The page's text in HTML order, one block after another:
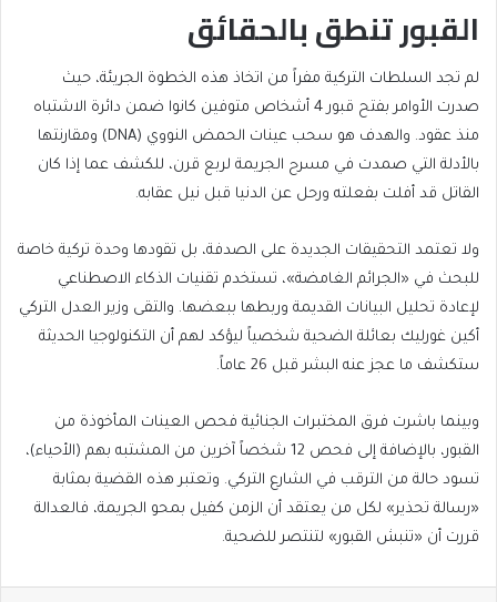
القبور تنطق بالحقائق
لم تجد السلطات التركية مفراً من اتخاذ هذه الخطوة الجريئة، حيث
صدرت الأوامر بفتح قبور 4 أشخاص متوفين كانوا ضمن دائرة الاشتباه
منذ عقود. والهدف هو سحب عينات الحمض النووي (DNA) ومقارنتها
بالأدلة التي صمدت في مسرح الجريمة لربع قرن، للكشف عما إذا كان
القاتل قد أفلت بفعلته ورحل عن الدنيا قبل نيل عقابه.
ولا تعتمد التحقيقات الجديدة على الصدفة، بل تقودها وحدة تركية خاصة
للبحث في «الجرائم الغامضة»، تستخدم تقنيات الذكاء الاصطناعي
لإعادة تحليل البيانات القديمة وربطها ببعضها. والتقى وزير العدل التركي
أكين غورليك بعائلة الضحية شخصياً ليؤكد لهم أن التكنولوجيا الحديثة
ستكشف ما عجز عنه البشر قبل 26 عاماً.
وبينما باشرت فرق المختبرات الجنائية فحص العينات المأخوذة من
القبور، بالإضافة إلى فحص 12 شخصاً آخرين من المشتبه بهم (الأحياء)،
تسود حالة من الترقب في الشارع التركي. وتعتبر هذه القضية بمثابة
«رسالة تحذير» لكل من يعتقد أن الزمن كفيل بمحو الجريمة، فالعدالة
قررت أن «تنبش القبور» لتنتصر للضحية.